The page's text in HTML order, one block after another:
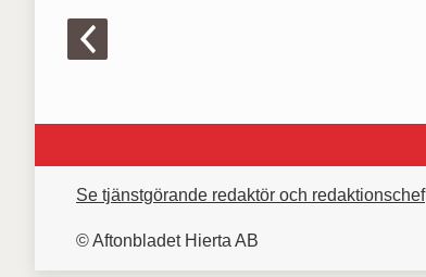
Se tjänstgörande redaktör och redaktionschef
© Aftonbladet Hierta AB